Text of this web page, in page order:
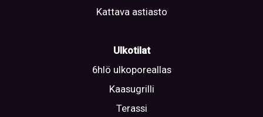
Kattava astiasto
Ulkotilat
6hlö ulkoporeallas
Kaasugrilli
Terassi